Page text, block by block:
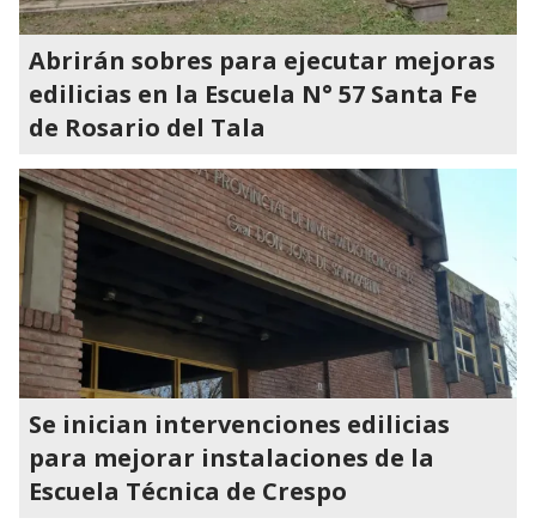
Abrirán sobres para ejecutar mejoras
edilicias en la Escuela N° 57 Santa Fe
de Rosario del Tala
Se inician intervenciones edilicias
para mejorar instalaciones de la
Escuela Técnica de Crespo